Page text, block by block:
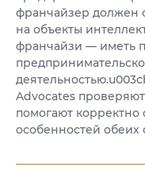
франчайзер должен
на объекты
франчайзи — иметь
Advocates
помогают корректно
особенностей обеих